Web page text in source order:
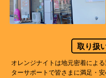
取り扱
オレンジナイトは地元密着によ
ターサポートで皆さまに満足・